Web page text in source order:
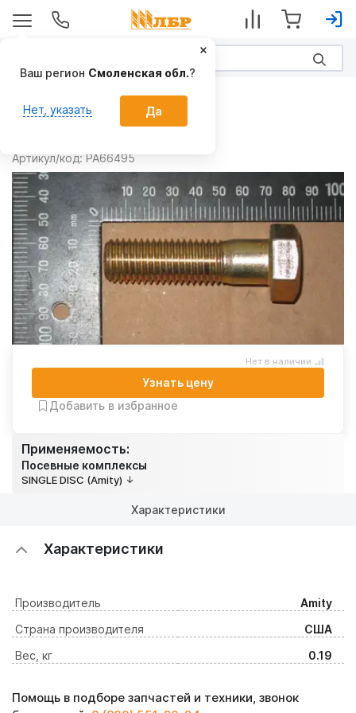
Болт 66495
Артикул/код: PA66495
Применяемость:
Посевные комплексы
SINGLE DISC (Amity)
Нет в наличии
Узнать цену
Добавить в избранное
Характеристики
Характеристики
Производитель
Amity
Страна производителя
США
Вес, кг
0.19
Помощь в подборе запчастей и техники, звонок
Ваш регион Смоленская обл.?
Нет, указать Да